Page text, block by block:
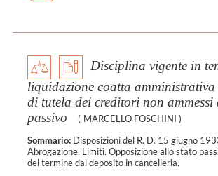
Disciplina vigente in
liquidazione coatta amministrativa
di tutela dei creditori non ammessi
passivo
( MARCELLO FOSCHINI )
Sommario:Disposizioni del R. D. 15 giugno
Abrogazione. Limiti. Opposizione allo stato
del termine dal deposito in cancelleria.